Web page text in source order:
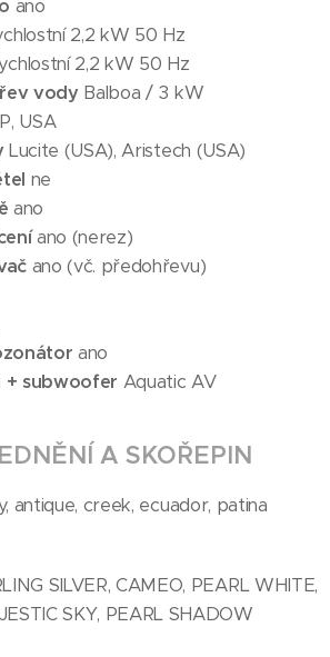
ano
2,2 kW 50 Hz
2,2 kW 50 Hz
vody Balboa / 3 kW
USA
Lucite (USA), Aristech (USA)
ne
ano
ano (nerez)
ano (vč. předohřevu)
ano
+ subwoofer Aquatic AV
A SKOŘEPIN
antique, creek, ecuador, patina
SILVER, CAMEO, PEARL WHITE,
SKY, PEARL SHADOW